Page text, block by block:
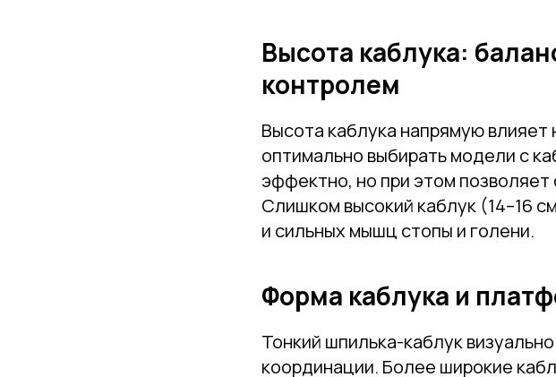
Привет! Дарим
...и
Email
Телефон
Высота каблука:
контролем
Высота каблука напрямую
оптимально выбирать модели с
эффектно, но при этом
Слишком высокий каблук (14–16
и сильных мышц стопы и голени.
Форма каблука и
Тонкий шпилька-каблук
координации. Более широкие